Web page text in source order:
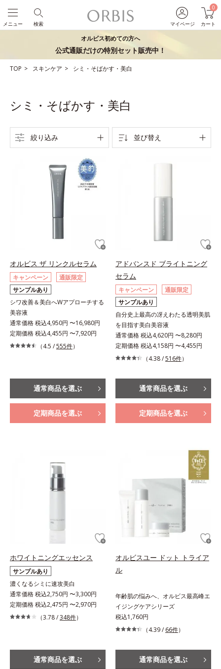
マイページ
0
カート
検索
メニュー
オルビス初めての方へ
公式通販だけの特別セット販売中！
TOP スキンケア シミ・そばかす・美白
シミ・そばかす・美白
絞り込み 並び替え
オルビス ザ リンクルセラム
キャンペーン
通販限定
サンプルあり
シワ改善＆美白へWアプローチする
美容液
通常価格 税込4,950円 〜16,980円
定期価格 税込4,455円 〜7,920円
（4.5 /555件）
通常商品を選ぶ
定期商品を選ぶ
アドバンスド ブライトニング
セラム
キャンペーン
通販限定
サンプルあり
自分史上最高の冴えわたる透明美肌
を目指す美白美容液
通常価格 税込4,620円 〜8,280円
定期価格 税込4,158円 〜4,455円
（4.38 /516件）
通常商品を選ぶ
定期商品を選ぶ
ホワイトニングエッセンス
サンプルあり
濃くなるシミに速攻美白
通常価格 税込2,750円 〜3,300円
定期価格 税込2,475円 〜2,970円
（3.78 /348件）
通常商品を選ぶ
オルビスユー ドット トライア
ル
年齢肌の悩みへ、オルビス最高峰エ
イジングケアシリーズ
税込1,760円
（4.39 / 66件）
通常商品を選ぶ